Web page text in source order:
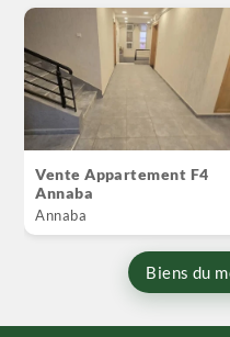
Vente Appartement F4
Annaba
Annaba
Biens du